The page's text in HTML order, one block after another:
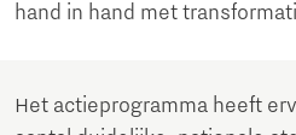
hand in hand met
Het actieprogramma heeft